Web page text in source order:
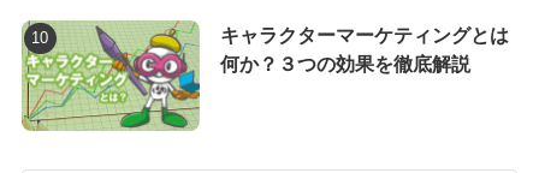
キャラクターマーケティングとは
何か？３つの効果を徹底解説